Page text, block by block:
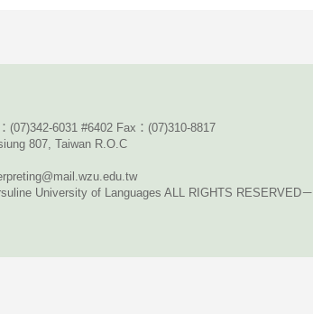
(07)342-6031 #6402 Fax ： (07)310-8817
807, Taiwan R.O.C
University of Languages ALL RIGHTS RESERVED－